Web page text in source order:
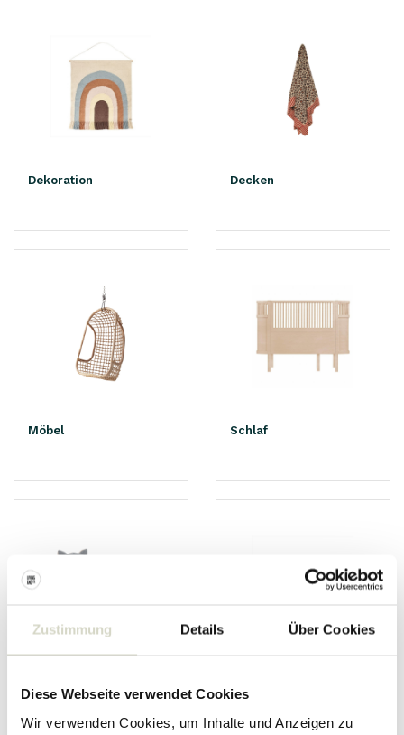
Zustimmung Details Über Cookies
Diese Webseite verwendet Cookies
Wir verwenden Cookies, um Inhalte und Anzeigen zu
Dekoration Decken
Möbel Schlaf